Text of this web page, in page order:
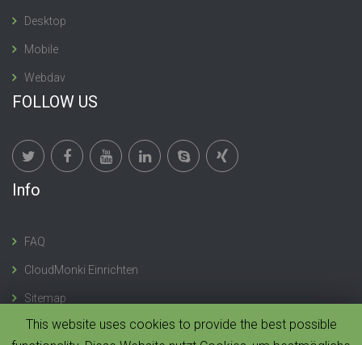
Desktop
Mobile
Webdav
FOLLOW US
Info
FAQ
CloudMonki Einrichten
Sitemap
This website uses cookies to provide the best possible